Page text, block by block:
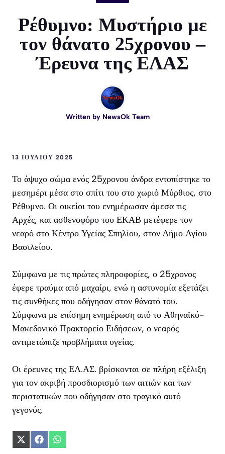
Ρέθυμνο: Μυστήριο με
τον θάνατο 25χρονου –
Έρευνα της ΕΛΑΣ
Written by NewsOk Team
13 ΙΟΥΛΊΟΥ 2025
Το άψυχο σώμα ενός 25χρονου άνδρα εντοπίστηκε το
μεσημέρι μέσα στο σπίτι του στο χωριό Μύρθιος, στο
Ρέθυμνο. Οι οικείοι του ενημέρωσαν άμεσα τις
Αρχές, και ασθενοφόρο του ΕΚΑΒ μετέφερε τον
νεαρό στο Κέντρο Υγείας Σπηλίου, στον Δήμο Αγίου
Βασιλείου.
Σύμφωνα με τις πρώτες πληροφορίες, ο 25χρονος
έφερε τραύμα από μαχαίρι, ενώ η αστυνομία εξετάζει
τις συνθήκες που οδήγησαν στον θάνατό του.
Σύμφωνα με επίσημη ενημέρωση από το Αθηναϊκό-
Μακεδονικό Πρακτορείο Ειδήσεων, ο νεαρός
αντιμετώπιζε προβλήματα υγείας.
Οι έρευνες της ΕΛ.ΑΣ. βρίσκονται σε πλήρη εξέλιξη
για τον ακριβή προσδιορισμό των αιτιών και των
περιστατικών που οδήγησαν στο τραγικό αυτό
γεγονός.
ShareShareShare